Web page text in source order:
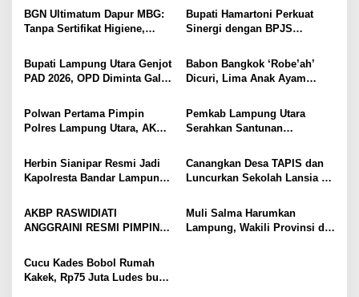
s
Tokoh Masyarakat dan Adat
Perkuat Kamtibmas
Jual Hasil Panen Meningkat
BGN Ultimatum Dapur MBG:
Tanpa Sertifikat Higiene,
Bupati Hamartoni Perkuat
Sinergi dengan BPJS
Kesehatan Makin Cepat dan
Mudah
Bupati Lampung Utara Genjot
PAD 2026, OPD Diminta Gali
hingga Optimalkan PBB-P2
Babon Bangkok ‘Robe’ah’
Dicuri, Lima Anak Ayam
Gang Jalaba Kotabumi Heboh
Polwan Pertama Pimpin
Polres Lampung Utara, AKBP
Pedang Pora
Pemkab Lampung Utara
Serahkan Santunan
Korban Kebakaran
Herbin Sianipar Resmi Jadi
Kapolresta Bandar Lampung,
Prioritas
Canangkan Desa TAPIS dan
Luncurkan Sekolah Lansia di
TP PKK Lampung Dorong
Pembangunan SDM Dimulai
dari Desa
AKBP RASWIDIATI
ANGGRAINI RESMI PIMPIN
BAWA KOMITMEN PERKUAT
KAMTIBMAS DAN
PELAYANAN PRESISI
Muli Salma Harumkan
Lampung, Wakili Provinsi di
Cucu Kades Bobol Rumah
Kakek, Rp75 Juta Ludes buat